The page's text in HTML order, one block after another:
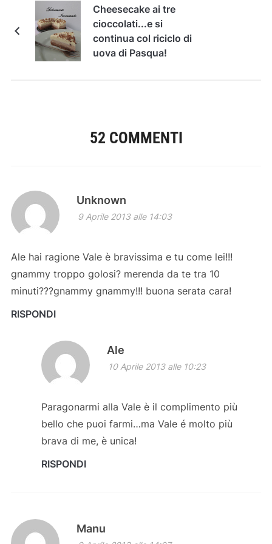
Cheesecake ai tre
cioccolati...e si
continua col riciclo di
uova di Pasqua!
52 COMMENTI
Unknown
9 Aprile 2013 alle 14:03
Ale hai ragione Vale è bravissima e tu come lei!!!
gnammy troppo golosi? merenda da te tra 10
minuti???gnammy gnammy!!! buona serata cara!
RISPONDI
Ale
10 Aprile 2013 alle 10:23
Paragonarmi alla Vale è il complimento più
bello che puoi farmi…ma Vale é molto più
brava di me, è unica!
RISPONDI
Manu